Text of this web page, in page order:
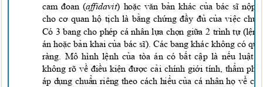
cam đoan (affidavit) hoặc văn bản khác của bác sĩ nộp
cho cơ quan hộ tịch là bằng chứng đầy đủ của việc
Có 3 bang cho phép cá nhân lựa chọn giữa 2 trình tự
án hoặc bản khai của bác sĩ). Các bang khác không có
ràng. Mô hình lệnh của tòa án có bất cập là nếu luật
không rõ về điều kiện được cải chính giới tính, thẩm
áp dụng chuẩn riêng theo cách hiểu của cá nhân họ về